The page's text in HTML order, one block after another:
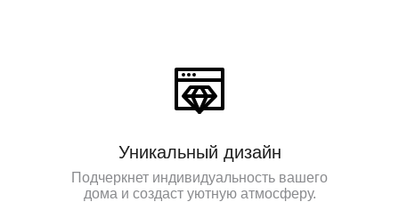
Уникальный дизайн
Подчеркнет индивидуальность вашего
дома и создаст уютную атмосферу.